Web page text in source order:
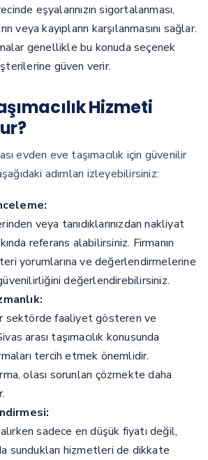
eşyalarınızın sigortalanması,
veya kayıpların karşılanmasını sağlar.
genellikle bu konuda seçenek
güven verir.
Hizmeti
evden eve taşımacılık için güvenilir
adımları izleyebilirsiniz:
veya tanıdıklarınızdan nakliyat
referans alabilirsiniz. Firmanın
yorumlarına ve değerlendirmelerine
değerlendirebilirsiniz.
sektörde faaliyet gösteren ve
arası taşımacılık konusunda
tercih etmek önemlidir.
olası sorunları çözmekte daha
sadece en düşük fiyatı değil,
sundukları hizmetleri de dikkate